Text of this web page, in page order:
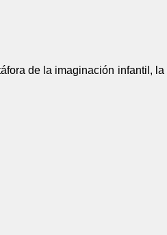
de la imaginación infantil,